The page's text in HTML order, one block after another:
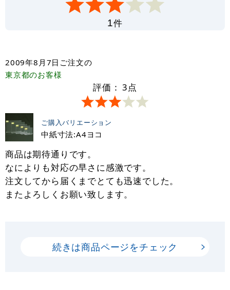
1件
2009年8月7日 ご注文の
東京都のお客様
評価： 3点
ご購入バリエーション
中紙寸法:A4ヨコ
商品は期待通りです。
なによりも対応の早さに感激です。
注文してから届くまでとても迅速でした。
またよろしくお願い致します。
続きは商品ページをチェック